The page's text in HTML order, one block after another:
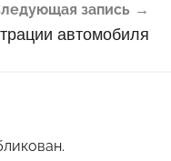
запись
автомобиля